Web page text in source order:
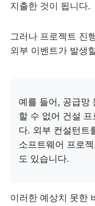
지출한 것이 됩니다.
그러나 프로젝트 진
외부 이벤트가 발생
예를 들어, 공급망
할 수 없어 건설
다. 외부 컨설턴트
소프트웨어 프로
도 있습니다.
이러한 예상치 못한